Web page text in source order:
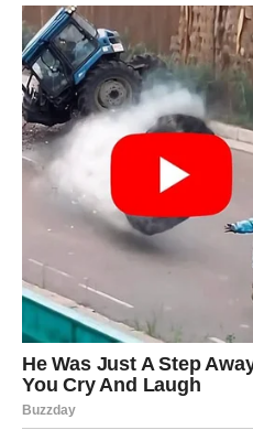
250 g meda